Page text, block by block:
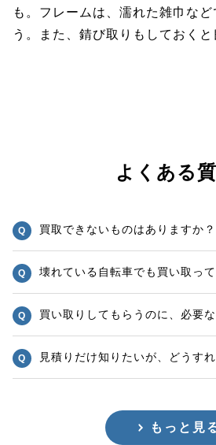
も。フレームは、濡れた雑巾な
う。また、錆び取りもしておくと
よくある
買取できないものはありますか？
壊れている自転車でも買い取っ
買い取りしてもらうのに、必要
見積りだけ知りたいが、どうす
もっと見